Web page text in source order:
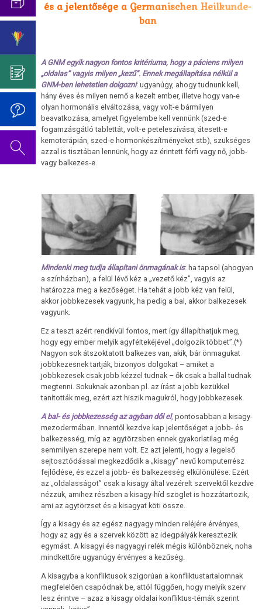
pszicho-
Germanische
Heilkunde
Viselkedési
Az
biológiai
természettörvény
természettörvény
Biológiai
természettörvény
Biológiai
Biológiai
természettörvény
természettörvény
Kezűség
Hormonok
Immunrendszer
dohányzás
Cukorbetegség
Hasnyálmirigy
Hodgkin/Non-
Hodgkin
Neurodermatitis
Orr
Sclerosis
multiplex
szerkesztés
oldal
szerkesztés
alatt
áll.
Heilkunde
ismereteinek
elnyomása
Dr.
Hamer
Mein
Studentenmädchen
című
könyvéről
Születésnapi
koncert
2019
és a jelentősége a Germanischen Heilkunde-
ban
A GNM egyik nagyon fontos kritériuma, hogy a páciens milyen
„oldalas” vagyis milyen „kezű”. Ennek megállapítása nélkül a
GNM-ben lehetetlen dolgozni: ugyanúgy, ahogy tudnunk kell,
hány éves és milyen nemő a kezelt ember, illetve hogy van-e
olyan hormonális elváltozása, vagy volt-e bármilyen
beavatkozása, amelyet figyelembe kell vennünk (szed-e
fogamzásgátló tablettát, volt-e peteleszívása, átesett-e
kemoterápián, szed-e hormonkészítményeket stb), szükséges
azzal is tisztában lennünk, hogy az érintett férfi vagy nő, jobb-
vagy balkezes-e.
Mindenki meg tudja állapítani önmagának is: ha tapsol (ahogyan
a színházban), a felül lévő kéz a „vezető kéz”, vagyis az
határozza meg a kezőséget. Ha tehát a jobb kéz van felül,
akkor jobbkezesek vagyunk, ha pedig a bal, akkor balkezesek
vagyunk.
Ez a teszt azért rendkívül fontos, mert így állapíthatjuk meg,
hogy egy ember melyik agyféltekéjével „dolgozik többet”.(*)
Nagyon sok átszoktatott balkezes van, akik, bár önmagukat
jobbkezesnek tartják, bizonyos dolgokat – amiket a
jobbkezesek csak jobb kézzel tudnak – ők csak a ballal tudnak
megtenni. Sokuknak azonban pl. az írást a jobb kezükkel
tanították meg, ezért azt hiszik magukról, hogy jobbkezesek.
A bal- és jobbkezesség az agyban dől el, pontosabban a kisagy-
mezodermában. Innentől kezdve kap jelentőséget a jobb- és
balkezesség, míg az agytörzsben ennek gyakorlatilag még
semmilyen szerepe nem volt. Ez azt jelenti, hogy a legelső
sejtosztódással megkezdődik a „kisagy” nevű komputerrész
fejlődése, és ezzel a jobb- és balkezesség elkülönülése. Ezért
az „oldalasságot” csak a kisagy által vezérelt szervektől kezdve
nézzük, amihez részben a kisagy-híd szöglet is hozzátartozik,
ami az agytörzset és a kisagyat köti össze.
Így a kisagy és az egész nagyagy minden reléjére érvényes,
hogy az agy és a szervek között az idegpályák keresztezik
egymást. A kisagyi és nagyagyi relék mégis különböznek, noha
mindkettőre ugyanúgy érvényes a kezűség.
A kisagyba a konfliktusok szigorúan a konfliktustartalomnak
megfelelően csapódnak be, attól függően, hogy melyik szerv
lesz érintve – azaz a kisagy oldalai konfliktus-témák szerint